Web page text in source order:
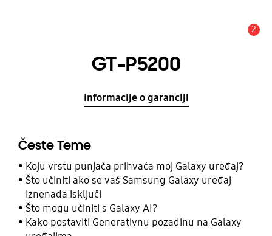
2
GT-P5200
Informacije o garanciji
Česte Teme
Koju vrstu punjača prihvaća moj Galaxy uređaj?
Što učiniti ako se vaš Samsung Galaxy uređaj
iznenada isključi
Što mogu učiniti s Galaxy AI?
Kako postaviti Generativnu pozadinu na Galaxy